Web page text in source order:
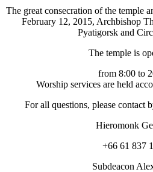
The great consecration of the temple
February 12, 2015, Archbishop
Pyatigorsk and
The temple is
from 8:00 to
Worship services are held
For all questions, please contact
Hieromonk
+66 61 837
Subdeacon